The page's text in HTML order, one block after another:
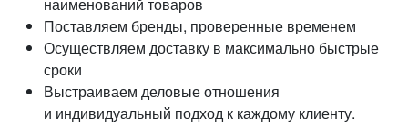
Поставляем бренды, проверенные временем
Осуществляем доставку в максимально быстрые
сроки
Выстраиваем деловые отношения
и индивидуальный подход к каждому клиенту.